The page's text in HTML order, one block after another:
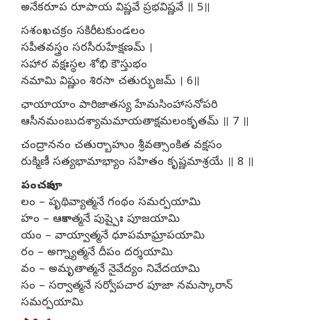
అనేకరూప రూపాయ విష్ణవే ప్రభవిష్ణవే ॥ 5॥
సశంఖచక్రం సకిరీటకుండలం
సపీతవస్త్రం సరసీరుహేక్షణమ్ ।
సహార వక్షఃస్థల శోభి కౌస్తుభం
నమామి విష్ణుం శిరసా చతుర్భుజమ్ । 6॥
ఛాయాయాం పారిజాతస్య హేమసింహాసనోపరి
ఆసీనమంబుదశ్యామమాయతాక్షమలంకృతమ్ ॥ 7 ॥
చంద్రాననం చతుర్బాహుం శ్రీవత్సాంకిత వక్షసం
రుక్మిణీ సత్యభామాభ్యాం సహితం కృష్ణమాశ్రయే ॥ 8 ॥
పంచపూజ
లం – పృథివ్యాత్మనే గంథం సమర్పయామి
హం – ఆకాశాత్మనే పుష్పైః పూజయామి
యం – వాయ్వాత్మనే ధూపమాఘ్రాపయామి
రం – అగ్న్యాత్మనే దీపం దర్శయామి
వం – అమృతాత్మనే నైవేద్యం నివేదయామి
సం – సర్వాత్మనే సర్వోపచార పూజా నమస్కారాన్
సమర్పయామి